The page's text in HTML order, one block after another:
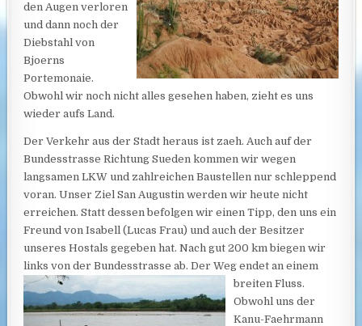
den Augen verloren
und dann noch der
Diebstahl von
Bjoerns
Portemonaie.
Obwohl wir noch nicht alles gesehen haben, zieht es uns
wieder aufs Land.
Der Verkehr aus der Stadt heraus ist zaeh. Auch auf der
Bundesstrasse Richtung Sueden kommen wir wegen
langsamen LKW und zahlreichen Baustellen nur schleppend
voran. Unser Ziel San Augustin werden wir heute nicht
erreichen.Statt dessen befolgen wir einen Tipp, den uns ein
Freund von Isabell (Lucas Frau) und auch der Besitzer
unseres Hostals gegeben hat. Nach gut 200 km biegen wir
links von der Bundesstrasse ab. Der Weg endetan einem
breiten Fluss.
Obwohl uns der
Kanu-Faehrmann